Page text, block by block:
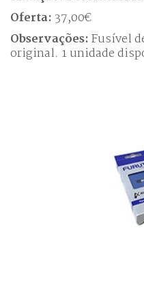
Oferta: 37,00€
Observações: Fusível
original. 1 unidade